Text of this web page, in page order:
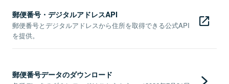
郵便番号・デジタルアドレスAPI
郵便番号とデジタルアドレスから住所を取得できる公式API
を提供。
郵便番号データのダウンロード